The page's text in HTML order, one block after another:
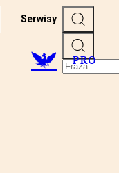
Serwisy
PRO